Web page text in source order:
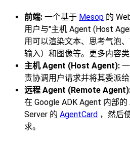
前端: 一个基于 Mesop 的
用户与"主机 Agent (Host
用可以渲染文本、思考气泡
输入）和图像等。更多内容类
主机 Agent (Host Agent):
责协调用户请求并将其委派给
远程 Agent (Remote
在 Google ADK Agent 内部
Server 的 AgentCard ，然后
求。